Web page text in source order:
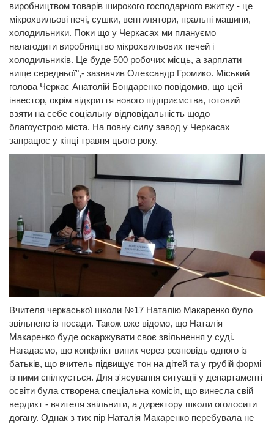
виробництвом товарів широкого господарчого вжитку - це
мікрохвильові печі, сушки, вентилятори, пральні машини,
холодильники. Поки що у Черкасах ми плануємо
налагодити виробництво мікрохвильових печей і
холодильників. Це буде 500 робочих місць, а зарплати
вище середньої",- зазначив Олександр Громико. Міський
голова Черкас Анатолій Бондаренко повідомив, що цей
інвестор, окрім відкриття нового підприємства, готовий
взяти на себе соціальну відповідальність щодо
благоустрою міста. На повну силу завод у Черкасах
запрацює у кінці травня цього року.
Вчителя черкаської школи №17 Наталію Макаренко було
звільнено із посади. Також вже відомо, що Наталія
Макаренко буде оскаржувати cвоє звільнення у суді.
Нагадаємо, що конфлікт виник через розповідь одного із
батьків, що вчитель підвищує тон на дітей та у грубій формі
із ними спілкується. Для з'ясування ситуації у департаменті
освіти була створена спеціальна комісія, що винесла свій
вердикт - вчителя звільнити, а директору школи оголосити
догану. Однак з тих пір Наталія Макаренко перебувала не